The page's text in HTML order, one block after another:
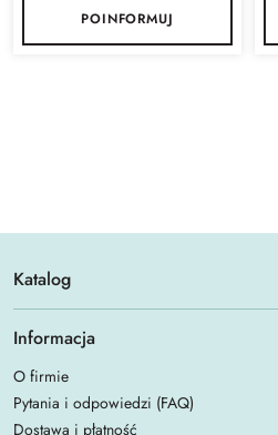
POINFORMUJ
Katalog
Informacja
O firmie
Pytania i odpowiedzi (FAQ)
Dostawa i płatność